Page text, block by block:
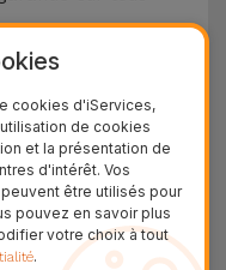
a présenté les
dotés d'un
la marque Apple.
cet appareil
téléphones
cookies d'iServices,
de cookies
et la présentation de
d'intérêt. Vos
être utilisés pour
pouvez en savoir plus
votre choix à tout
.